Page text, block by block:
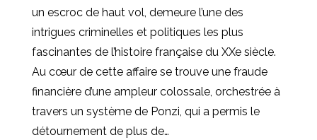
un escroc de haut vol, demeure l’une des
intrigues criminelles et politiques les plus
fascinantes de l’histoire française du XXe siècle.
Au cœur de cette affaire se trouve une fraude
financière d’une ampleur colossale, orchestrée à
travers un système de Ponzi, qui a permis le
détournement de plus de…